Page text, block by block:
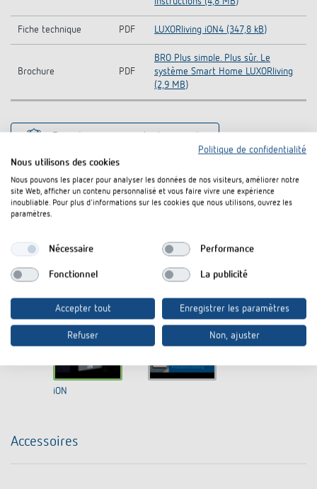
Fiche technique PDF LUXORliving iON4 (347,8 kB)
Brochure PDF
BRO Plus simple. Plus sûr. Le
système Smart Home LUXORliving
(2,9 MB)
I agree that external content may be displayed to me.
platforms. For more information, please see our privacy policy.
iON
Accessoires
Politique de confidentialité
Nous utilisons des cookies
Nous pouvons les placer pour analyser les données de nos visiteurs, améliorer notre
site Web, afficher un contenu personnalisé et vous faire vivre une expérience
inoubliable. Pour plus d'informations sur les cookies que nous utilisons, ouvrez les
paramètres.
Nécessaire Performance
Fonctionnel La publicité
Accepter tout Enregistrer les paramètres
Refuser Non, ajuster